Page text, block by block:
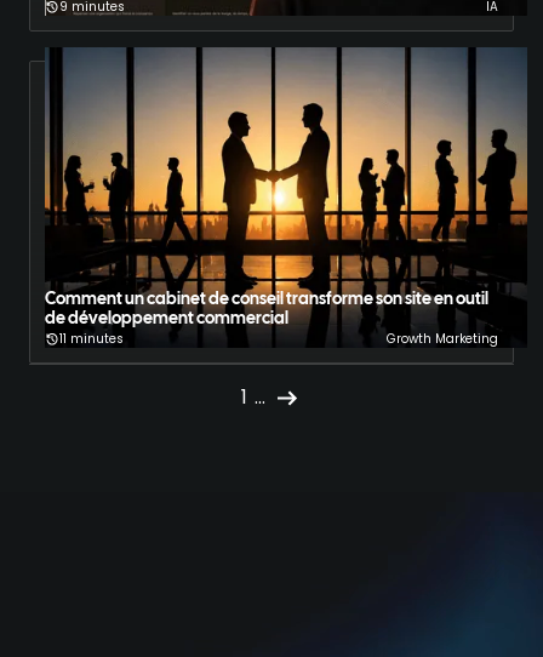
9 minutes IA
Comment un cabinet de conseil transforme son site en outil
de développement commercial
11 minutes Growth Marketing
1 ...